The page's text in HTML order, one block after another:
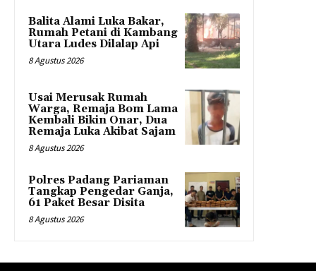
Balita Alami Luka Bakar,
Rumah Petani di Kambang
Utara Ludes Dilalap Api
8 Agustus 2026
Usai Merusak Rumah
Warga, Remaja Bom Lama
Kembali Bikin Onar, Dua
Remaja Luka Akibat Sajam
8 Agustus 2026
Polres Padang Pariaman
Tangkap Pengedar Ganja,
61 Paket Besar Disita
8 Agustus 2026